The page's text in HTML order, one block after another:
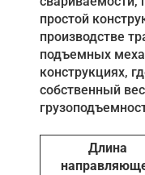
простой
производстве
подъемных
конструкциях,
собственный
Длина